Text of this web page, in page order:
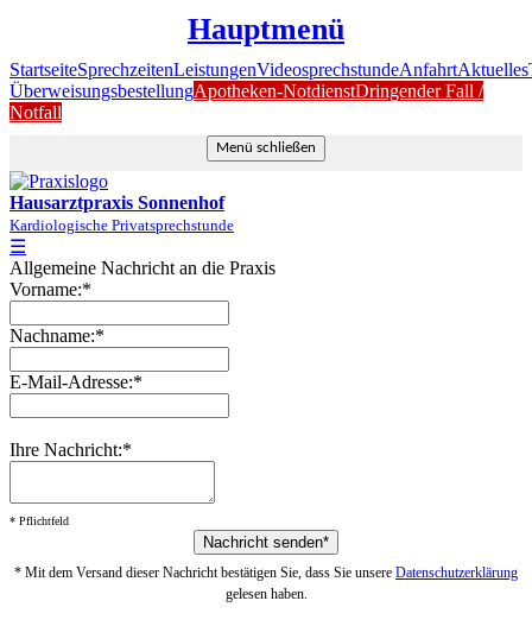
Hauptmenü
StartseiteSprechzeitenLeistungenVideosprechstundeAnfahrtAktuelles
ÜberweisungsbestellungApotheken-NotdienstDringender Fall /
Notfall
Menü schließen
Hausarztpraxis Sonnenhof
Kardiologische Privatsprechstunde
☰
Allgemeine Nachricht an die Praxis
Vorname:*
Nachname:*
E-Mail-Adresse:*
Ihre Nachricht:*
* Pflichtfeld
* Mit dem Versand dieser Nachricht bestätigen Sie, dass Sie unsere Datenschutzerklärung
gelesen haben.